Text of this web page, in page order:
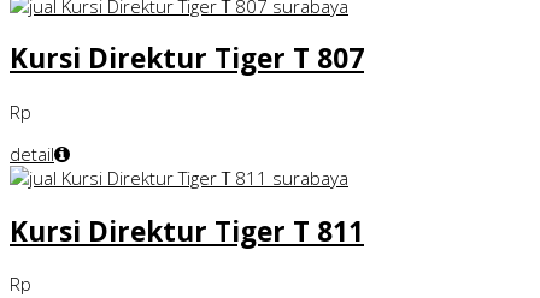
Kursi Direktur Tiger T 807
Rp
detail
Kursi Direktur Tiger T 811
Rp